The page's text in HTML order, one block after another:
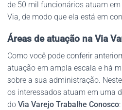
de 50 mil funcionários atuam
Via, de modo que ela está em
Áreas de atuação na Via
Como você pode conferir
atuação em ampla escala e há
sobre a sua administração.
os interessados atuam em uma
do Via Varejo Trabalhe Conosco: